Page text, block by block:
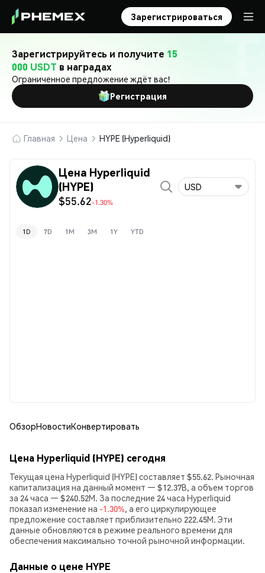
Зарегистрироваться
Зарегистрируйтесь и получите 15
000 USDT в наградах
Ограниченное предложение ждёт вас!
Регистрация
Главная Цена HYPE (Hyperliquid)
Цена Hyperliquid
(HYPE)
$55.62-1.30%
USD
1D 7D 1M 3M 1Y YTD
ОбзорНовостиКонвертировать
Цена Hyperliquid (HYPE) сегодня
Текущая цена Hyperliquid (HYPE) составляет $55.62. Рыночная
капитализация на данный момент — $12.37B, а объем торгов
за 24 часа — $240.52M. За последние 24 часа Hyperliquid
показал изменение на -1.30%, а его циркулирующее
предложение составляет приблизительно 222.45M. Эти
данные обновляются в режиме реального времени для
обеспечения максимально точной рыночной информации.
Данные о цене HYPE